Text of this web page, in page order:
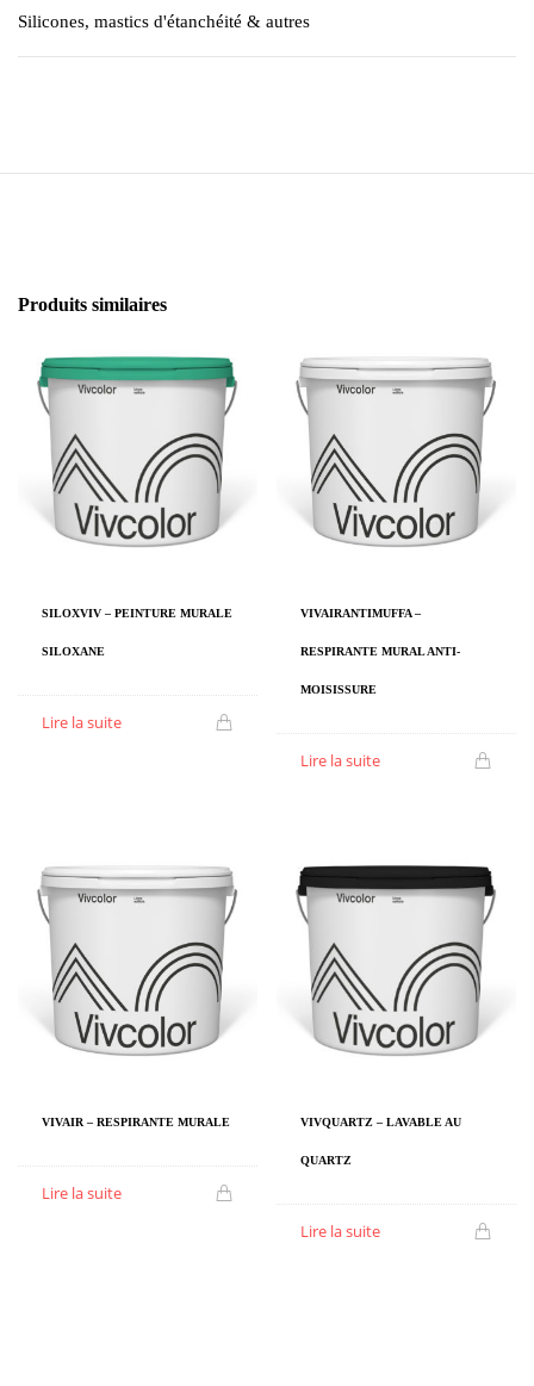
Silicones, mastics d'étanchéité & autres
Produits similaires
SILOXVIV – PEINTURE MURALE
SILOXANE
Lire la suite
VIVAIRANTIMUFFA –
RESPIRANTE MURAL ANTI-
MOISISSURE
Lire la suite
VIVAIR – RESPIRANTE MURALE
Lire la suite
VIVQUARTZ – LAVABLE AU
QUARTZ
Lire la suite